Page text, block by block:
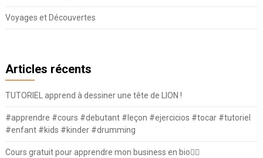
Voyages et Découvertes
Articles récents
TUTORIEL apprend à dessiner une tête de LION !
#apprendre #cours #debutant #leçon #ejercicios #tocar #tutoriel
#enfant #kids #kinder #drumming
Cours gratuit pour apprendre mon business en bio⛓️‍💥